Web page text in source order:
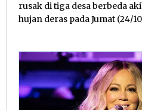
rusak di tiga desa berbeda
hujan deras pada Jumat (24/